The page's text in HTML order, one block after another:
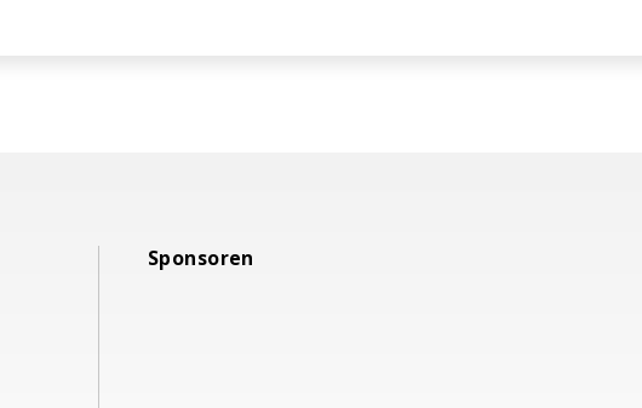
Sponsoren